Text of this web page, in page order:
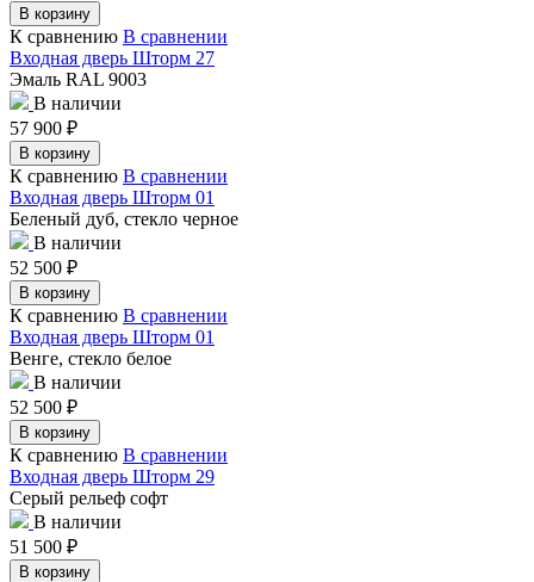
В корзину
К сравнению В сравнении
Входная дверь Шторм 27
Эмаль RAL 9003
В наличии
57 900 ₽
В корзину
К сравнению В сравнении
Входная дверь Шторм 01
Беленый дуб, стекло черное
В наличии
52 500 ₽
В корзину
К сравнению В сравнении
Входная дверь Шторм 01
Венге, стекло белое
В наличии
52 500 ₽
В корзину
К сравнению В сравнении
Входная дверь Шторм 29
Серый рельеф софт
В наличии
51 500 ₽
В корзину